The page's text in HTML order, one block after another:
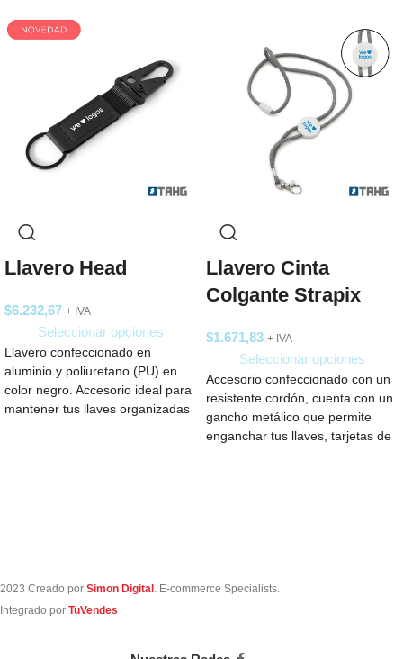
Llavero Head
$6.232,67 + IVA
Seleccionar opciones
Llavero confeccionado en
aluminio y poliuretano (PU) en
color negro. Accesorio ideal para
mantener tus llaves organizadas
Llavero Cinta
Colgante Strapix
$1.671,83 + IVA
Seleccionar opciones
Accesorio confeccionado con un
resistente cordón, cuenta con un
gancho metálico que permite
enganchar tus llaves, tarjetas de
2023 Creado por Simon Digital . E-commerce Specialists.
Integrado por TuVendes